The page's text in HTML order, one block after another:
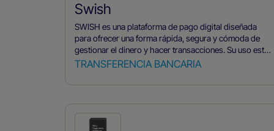
Swish
SWISH es una plataforma de pago digital diseñada
para ofrecer una forma rápida, segura y cómoda de
gestionar el dinero y hacer transacciones. Su uso está
muy extendido en Suecia, y permite a los usuarios
teléfonos móviles. El servicio está directamente
desde dividir las facturas con los amigos hasta pagar
TRANSFERENCIA BANCARIA